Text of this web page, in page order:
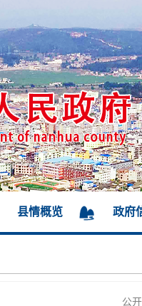
县情概览 政府
公